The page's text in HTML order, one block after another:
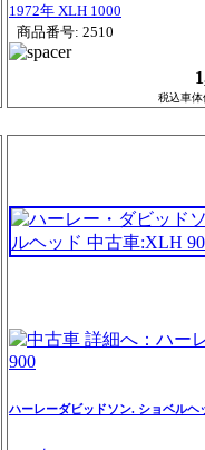
1972年 XLH 1000
商品番号: 2510
税込車体
ハーレーダビッドソン. ショベルヘ